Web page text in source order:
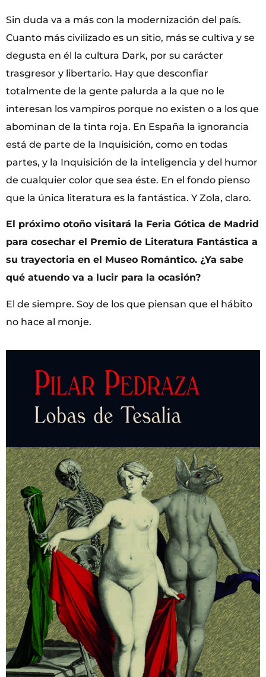
Sin duda va a más con la modernización del país.
Cuanto más civilizado es un sitio, más se cultiva y se
degusta en él la cultura Dark, por su carácter
trasgresor y libertario. Hay que desconfiar
totalmente de la gente palurda a la que no le
interesan los vampiros porque no existen o a los que
abominan de la tinta roja. En España la ignorancia
está de parte de la Inquisición, como en todas
partes, y la Inquisición de la inteligencia y del humor
de cualquier color que sea éste. En el fondo pienso
que la única literatura es la fantástica. Y Zola, claro.
El próximo otoño visitará la Feria Gótica de Madrid
para cosechar el Premio de Literatura Fantástica a
su trayectoria en el Museo Romántico. ¿Ya sabe
qué atuendo va a lucir para la ocasión?
El de siempre. Soy de los que piensan que el hábito
no hace al monje.